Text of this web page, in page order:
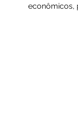
econômicos,